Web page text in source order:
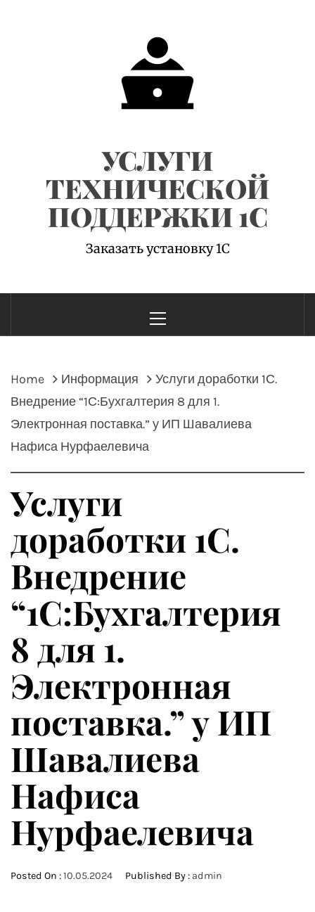
УСЛУГИ
ТЕХНИЧЕСКОЙ
ПОДДЕРЖКИ 1С
Заказать установку 1С
Menu
Home Информация
Услуги доработки 1С.
Внедрение “1С:Бухгалтерия 8 для 1.
Электронная поставка.” у ИП Шавалиева
Нафиса Нурфаелевича
Услуги
доработки 1С.
Внедрение
“1С:Бухгалтерия
8 для 1.
Электронная
поставка.” у ИП
Шавалиева
Нафиса
Нурфаелевича
Posted On :10.05.2024 Published By : admin